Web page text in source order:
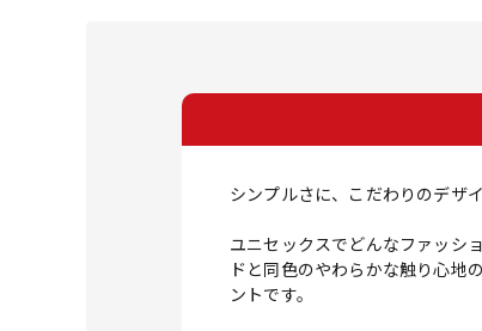
シンプルさに、こだわりのデザ
ユニセックスでどんなファッシ
ドと同色のやわらかな触り心地
ントです。